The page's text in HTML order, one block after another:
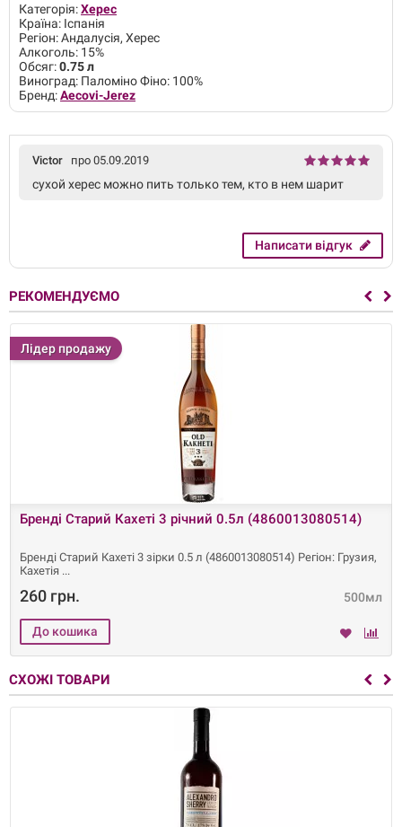
Категорія:Херес
Країна: Іспанія
Регіон: Андалусія, Херес
Алкоголь: 15%
Обсяг:0.75 л
Виноград: Паломіно Фіно: 100%
Бренд:Aecovi-Jerez
Victor про 05.09.2019
сухой херес можно пить только тем, кто в нем шарит
Написати відгук
РЕКОМЕНДУЄМО
Лідер продажу
Бренді Старий Кахеті 3 річний 0.5л (4860013080514)
Бренді Старий Кахеті 3 зірки 0.5 л (4860013080514) Регіон: Грузия,
Кахетія
500мл
260 грн.
СХОЖІ ТОВАРИ